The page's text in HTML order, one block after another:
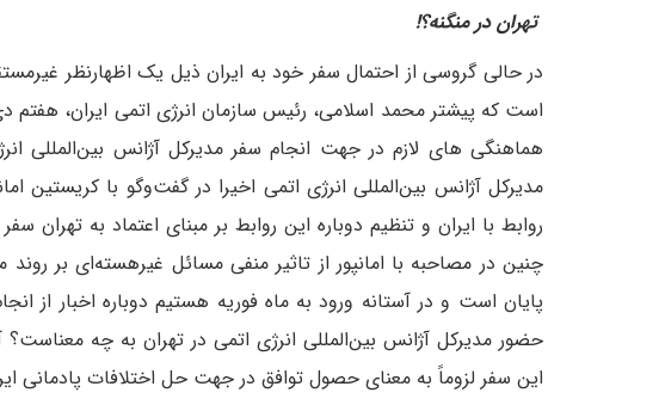
تهران در منگنه؟!
در حالی گروسی از احتمال سفر خود به ایران ذیل یک اظهارنظر
است که پیشتر محمد اسلامی، رئیس سازمان انرژی اتمی ایران،
هماهنگی های لازم در جهت انجام سفر مدیرکل آژانس بین‌المللی
مدیرکل آژانس بین‌المللی انرژی اتمی اخیرا در گفت‌وگو با کریستین
روابط با ایران و تنظیم دوباره این روابط بر مبنای اعتماد به
چنین در مصاحبه با امانپور از تاثیر منفی مسائل غیرهسته‌ای بر روند
پایان است و در آستانه ورود به ماه فوریه هستیم دوباره اخبار از
حضور مدیرکل آژانس بین‌المللی انرژی اتمی در تهران به چه
این سفر لزوماً به معنای حصول توافق در جهت حل اختلافات پادمانی